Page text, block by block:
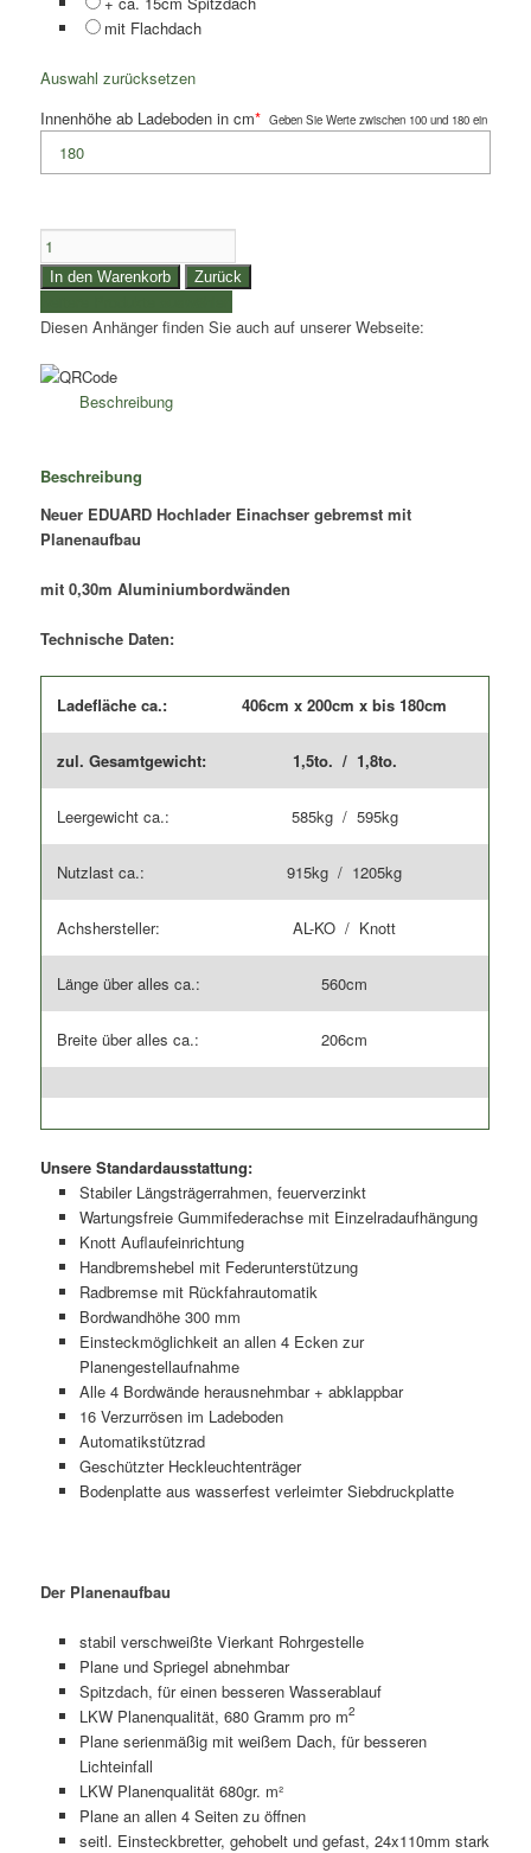
mit Flachdach
Auswahl zurücksetzen
Innenhöhe ab Ladeboden in cm* Geben Sie Werte zwischen 100 und 180 ein
1,5to.
+
1,8to.
Eduard
Hochlader
|
gebremst
Kasteninnenmaße
4,06x2,00x0,30m
Menge
In den Warenkorb Zurück
Diesen Anhänger finden Sie auch auf unserer Webseite:
Beschreibung
Beschreibung
Neuer EDUARD Hochlader Einachser gebremst mit
Planenaufbau
mit 0,30m Aluminiumbordwänden
Technische Daten:
Ladefläche ca.: 406cm x 200cm x bis 180cm
zul. Gesamtgewicht: 1,5to. / 1,8to.
Leergewicht ca.: 585kg / 595kg
Nutzlast ca.: 915kg / 1205kg
Achshersteller: AL-KO / Knott
Länge über alles ca.: 560cm
Breite über alles ca.: 206cm
Unsere Standardausstattung:
Stabiler Längsträgerrahmen, feuerverzinkt
Wartungsfreie Gummifederachse mit Einzelradaufhängung
Knott Auflaufeinrichtung
Handbremshebel mit Federunterstützung
Radbremse mit Rückfahrautomatik
Bordwandhöhe 300 mm
Einsteckmöglichkeit an allen 4 Ecken zur
Planengestellaufnahme
Alle 4 Bordwände herausnehmbar + abklappbar
16 Verzurrösen im Ladeboden
Automatikstützrad
Geschützter Heckleuchtenträger
Bodenplatte aus wasserfest verleimter Siebdruckplatte
Der Planenaufbau
stabil verschweißte Vierkant Rohrgestelle
Plane und Spriegel abnehmbar
Spitzdach, für einen besseren Wasserablauf
LKW Planenqualität, 680 Gramm pro m2
Plane serienmäßig mit weißem Dach, für besseren
Lichteinfall
LKW Planenqualität 680gr. m²
Plane an allen 4 Seiten zu öffnen
seitl. Einsteckbretter, gehobelt und gefast, 24x110mm stark